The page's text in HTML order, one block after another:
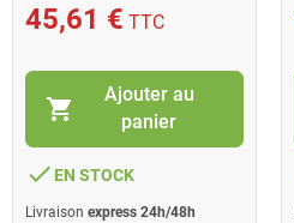
45,61 € TTC
shopping_cart
Ajouter au
panier
done EN STOCK
Livraison express 24h/48h